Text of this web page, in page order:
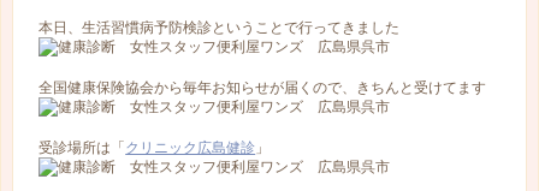
本日、生活習慣病予防検診ということで行ってきました
全国健康保険協会から毎年お知らせが届くので、きちんと受けてます
受診場所は「 クリニック広島健診 」